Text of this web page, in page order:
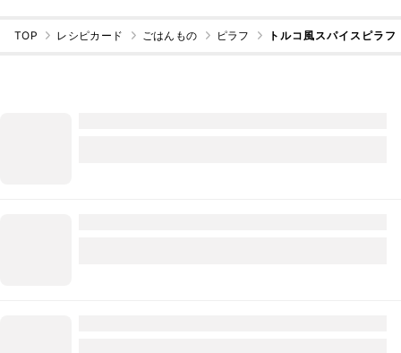
TOP レシピカード ごはんもの ピラフ トルコ風スパイスピラフ